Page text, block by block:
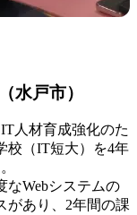
水戸市）
人材育成強化のた
校（IT短大）を4年
Webシステムの
があり、2年間の課